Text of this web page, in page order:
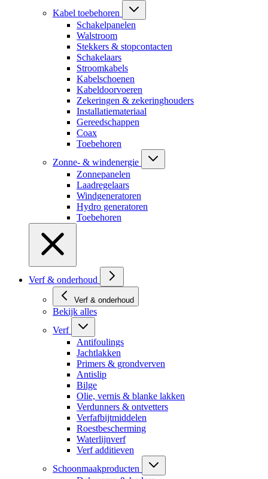
Kabel toebehoren
Schakelpanelen
Walstroom
Stekkers & stopcontacten
Schakelaars
Stroomkabels
Kabelschoenen
Kabeldoorvoeren
Zekeringen & zekeringhouders
Installatiemateriaal
Gereedschappen
Coax
Toebehoren
Zonne- & windenergie
Zonnepanelen
Laadregelaars
Windgeneratoren
Hydro generatoren
Toebehoren
Verf & onderhoud
Verf & onderhoud
Bekijk alles
Verf
Antifoulings
Jachtlakken
Primers & grondverven
Antislip
Bilge
Olie, vernis & blanke lakken
Verdunners & ontvetters
Verfafbijtmiddelen
Roestbescherming
Waterlijnverf
Verf additieven
Schoonmaakproducten